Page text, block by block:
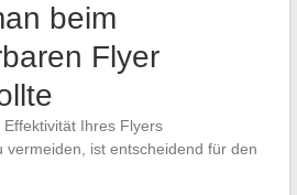
beim
Flyer
Ihres Flyers
vermeiden, ist entscheidend für den